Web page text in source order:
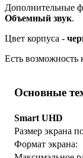
Дополнительные
Объемный звук.
Цвет корпуса -
Есть возможность
Основные
Smart UHD
Размер экрана
Формат экрана: